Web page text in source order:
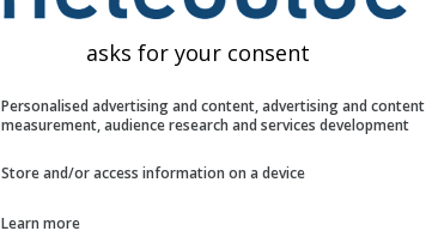
asks for your consent
Personalised advertising and content, advertising and content
measurement, audience research and services development
Store and/or access information on a device
Learn more